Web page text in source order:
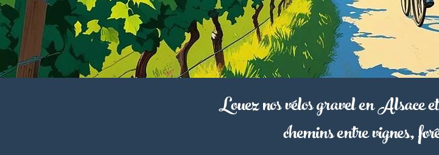
Louez nos vélos gravel en Alsace
chemins entre vignes,